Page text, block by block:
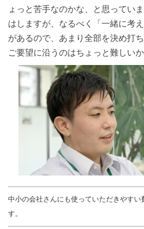
ょっと苦手なのかな、と思ってい
はしますが、なるべく「一緒に考
があるので、あまり全部を決め打
ご要望に沿うのはちょっと難しいか
中小の会社さんにも使っていただきやすい
す。